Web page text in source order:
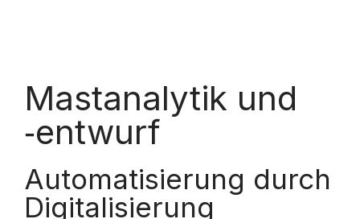
Mastanalytik und
‑entwurf
Automatisierung durch
Digitalisierung